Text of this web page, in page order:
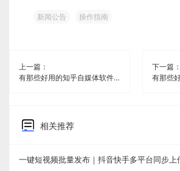
新闻公告 操作指南
上一篇：
有那些好用的知乎自媒体软件《闲人新媒体管家》
下一篇：
相关推荐
一键短视频批量发布｜抖音快手多平台同步上